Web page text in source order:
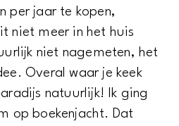
per jaar te kopen,
niet meer in het huis
niet nagemeten, het
Overal waar je keek
natuurlijk! Ik ging
op boekenjacht. Dat